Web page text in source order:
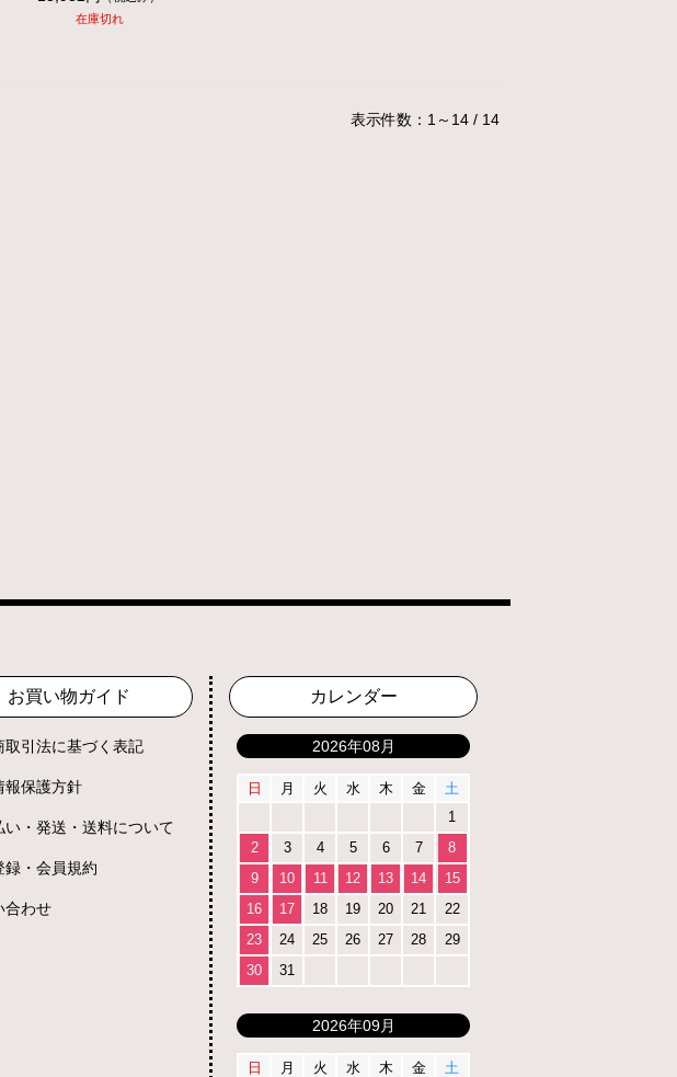
在庫切れ
表示件数：1～14 / 14
お買い物ガイド
取引法に基づく表記
報保護方針
い・発送・送料について
録・会員規約
合わせ
カレンダー
2026年08月
日 月 火 水 木 金
土
1
2
3 4 5 6 7
8
9
10 11 12 13 14
15
16
17 18 19 20 21
22
23
24 25 26 27 28
29
30
31
2026年09月
日 月 火 水 木 金 土